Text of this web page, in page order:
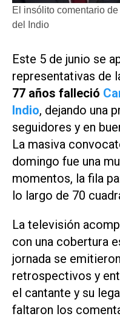
El insólito comentario
del Indio
Este 5 de junio se
representativas de
77 años falleció
Indio, dejando una
seguidores y en
La masiva
domingo fue una
momentos, la fila
lo largo de 70
La televisión
con una cobertura
jornada se
retrospectivos y
el cantante y su
faltaron los